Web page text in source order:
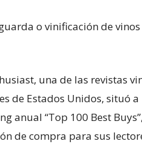
o vinificación de vinos
una de las revistas
de Estados Unidos, situó
anual “Top 100 Best
de compra para sus